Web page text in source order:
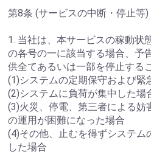
第8条 (サービスの中断・停止等)
1. 当社は、本サービスの稼動状
の各号の一に該当する場合、予
供全てあるいは一部を停止する
(1)システムの定期保守および緊
(2)システムに負荷が集中した場
(3)火災、停電、第三者による妨
の運用が困難になった場合
(4)その他、止むを得ずシステ
した場合